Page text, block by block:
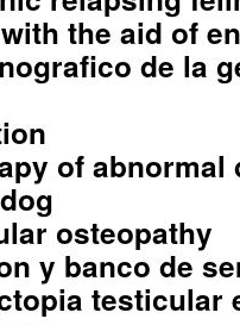
the aid of
de la
of abnormal
osteopathy
y banco de
testicular